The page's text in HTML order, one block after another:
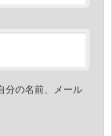
分の名前、メール